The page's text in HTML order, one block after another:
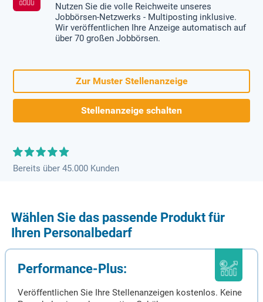
Nutzen Sie die volle Reichweite unseres
Jobbörsen-Netzwerks - Multiposting inklusive.
Wir veröffentlichen Ihre Anzeige automatisch auf
über 70 großen Jobbörsen.
Zur Muster Stellenanzeige
Stellenanzeige schalten
Bereits über 45.000 Kunden
Wählen Sie das passende Produkt für
Ihren Personalbedarf
Performance-Plus:
Veröffentlichen Sie Ihre Stellenanzeigen kostenlos. Keine